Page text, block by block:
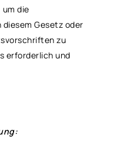
die
Gesetz oder
zu
erforderlich und